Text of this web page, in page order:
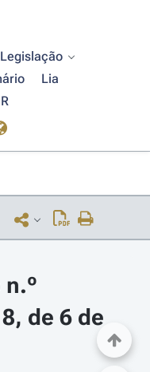
Legislação
Lia
de 6 de